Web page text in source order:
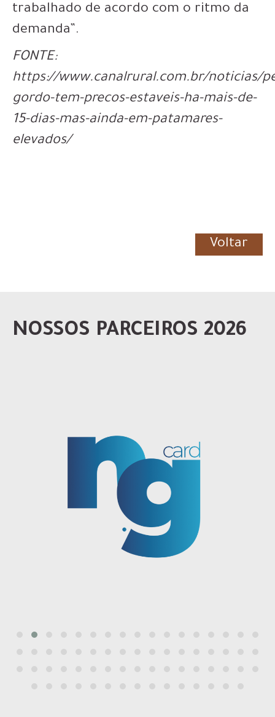
trabalhado de acordo com o ritmo da
demanda”.
FONTE:
https://www.canalrural.com.br/noticias/
gordo-tem-precos-estaveis-ha-mais-de-
15-dias-mas-ainda-em-patamares-
elevados/
Voltar
NOSSOS PARCEIROS 2026